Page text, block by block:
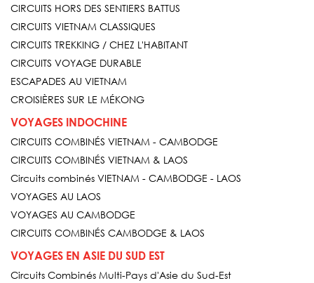
CIRCUITS HORS DES SENTIERS BATTUS
CIRCUITS VIETNAM CLASSIQUES
CIRCUITS TREKKING / CHEZ L'HABITANT
CIRCUITS VOYAGE DURABLE
ESCAPADES AU VIETNAM
CROISIÈRES SUR LE MÉKONG
VOYAGES INDOCHINE
CIRCUITS COMBINÉS VIETNAM - CAMBODGE
CIRCUITS COMBINÉS VIETNAM & LAOS
Circuits combinés VIETNAM - CAMBODGE - LAOS
VOYAGES AU LAOS
VOYAGES AU CAMBODGE
CIRCUITS COMBINÉS CAMBODGE & LAOS
VOYAGES EN ASIE DU SUD EST
Circuits Combinés Multi-Pays d'Asie du Sud-Est